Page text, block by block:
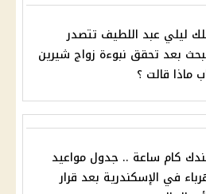
ليلي عبد اللطيف تتصدر
بعد تحقق نبوءة زواج شيرين
ماذا قالت ؟
كام ساعة .. جدول مواعيد
في الإسكندرية بعد قرار